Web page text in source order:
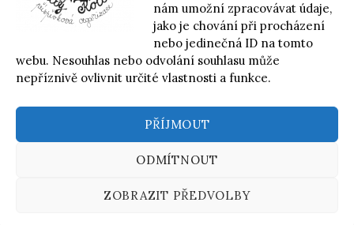
nám umožní zpracovávat údaje,
jako je chování při procházení
nebo jedinečná ID na tomto
webu. Nesouhlas nebo odvolání souhlasu může
nepříznivě ovlivnit určité vlastnosti a funkce.
PŘÍJMOUT
ODMÍTNOUT
ZOBRAZIT PŘEDVOLBY
příspěvková organizace
Themegraphy